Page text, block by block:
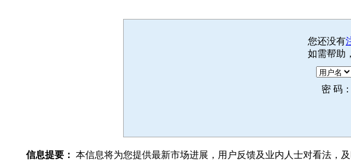
您还没有
如需帮助
密 码：
信息提要： 本信息将为您提供最新市场进展，用户反馈及业内人士对看法，